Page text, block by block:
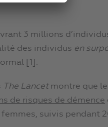
3 millions
des individus en
[1].
The Lancetmontre que
de risques de démence
suivis pendant